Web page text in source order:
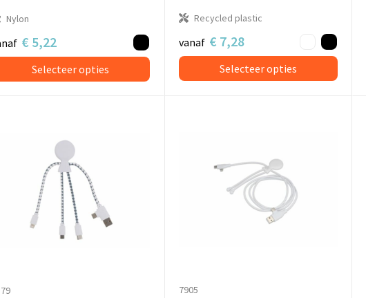
Nylon
€ 5,22
Selecteer opties
Recycled plastic
vanaf € 7,28
Selecteer opties
7905